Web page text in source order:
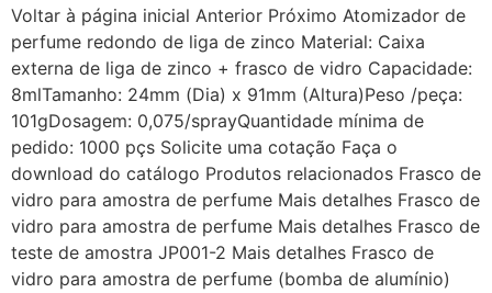
Voltar à página inicial Anterior Próximo Atomizador de
perfume redondo de liga de zinco Material: Caixa
externa de liga de zinco + frasco de vidro Capacidade:
8mlTamanho: 24mm (Dia) x 91mm (Altura)Peso /peça:
101gDosagem: 0,075/sprayQuantidade mínima de
pedido: 1000 pçs Solicite uma cotação Faça o
download do catálogo Produtos relacionados Frasco de
vidro para amostra de perfume Mais detalhes Frasco de
vidro para amostra de perfume Mais detalhes Frasco de
teste de amostra JP001-2 Mais detalhes Frasco de
vidro para amostra de perfume (bomba de alumínio)